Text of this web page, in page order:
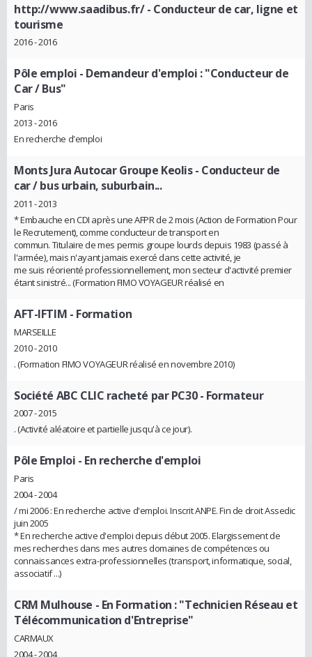
http://www.saadibus.fr/- Conducteur de car, ligne et
tourisme
2016 - 2016
Pôle emploi - Demandeur d'emploi : "Conducteur de
Car / Bus"
Paris
2013 - 2016
En recherche d'emploi
Monts Jura Autocar Groupe Keolis- Conducteur de
car / bus urbain, suburbain...
2011 - 2013
* Embauche en CDI après une AFPR de 2 mois (Action de Formation Pour
le Recrutement), comme conducteur de transport en
commun. Titulaire de mes permis groupe lourds depuis 1983 (passé à
l'armée), mais n'ayant jamais exercé dans cette activité, je
me suis réorienté professionnellement, mon secteur d'activité premier
étant sinistré... (Formation FIMO VOYAGEUR réalisé en
AFT-IFTIM - Formation
MARSEILLE
2010 - 2010
. (Formation FIMO VOYAGEUR réalisé en novembre 2010)
Société ABC CLIC racheté par PC30- Formateur
2007 - 2015
. (Activité aléatoire et partielle jusqu'à ce jour).
Pôle Emploi - En recherche d'emploi
Paris
2004 - 2004
/ mi 2006 : En recherche active d'emploi. Inscrit ANPE. Fin de droit Assedic
juin 2005
* En recherche active d'emploi depuis début 2005. Elargissement de
mes recherches dans mes autres domaines de compétences ou
connaissances extra-professionnelles (transport, informatique, social,
associatif ...)
CRM Mulhouse - En Formation : "Technicien Réseau et
Télécommunication d'Entreprise"
CARMAUX
2004 - 2004